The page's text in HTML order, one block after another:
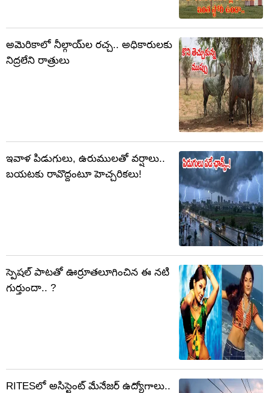
అమెరికాలో నీల్గాయ్‌ల రచ్చ.. అధికారులకు
నిద్రలేని రాత్రులు
ఇవాళ పిడుగులు, ఉరుములతో వర్షాలు..
బయటకు రావొద్దంటూ హెచ్చరికలు!
స్పెషల్ పాటతో ఊర్రూతలూగించిన ఈ నటి
గుర్తుందా.. ?
RITESలో అసిస్టెంట్ మేనేజర్‌ ఉద్యోగాలు..